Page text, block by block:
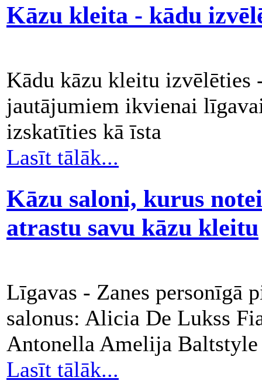
Kāzu kleita - kādu
Kādu kāzu kleitu izvēlēties
jautājumiem ikvienai
izskatīties kā īsta
Lasīt tālāk...
Kāzu saloni, kurus
atrastu savu kāzu kleitu
Līgavas - Zanes personīgā
salonus: Alicia De Lukss
Antonella Amelija
Lasīt tālāk...